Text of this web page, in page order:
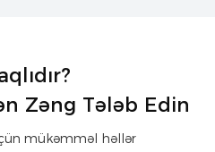
Zəng Tələb Edin
mükəmməl həllər